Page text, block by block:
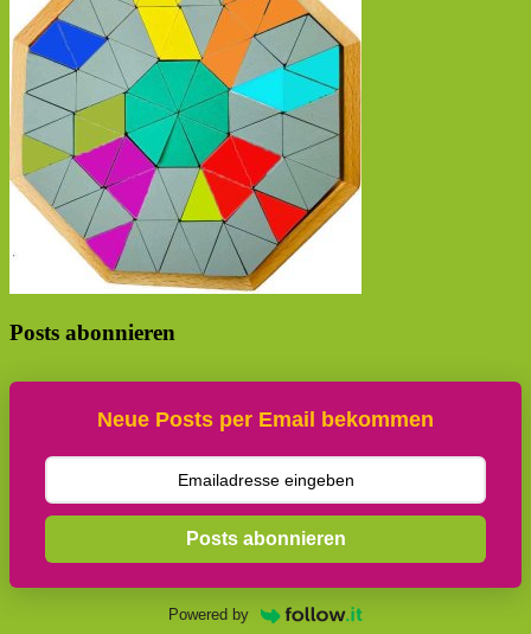
Posts abonnieren
Neue Posts per Email bekommen
Posts abonnieren
Powered by